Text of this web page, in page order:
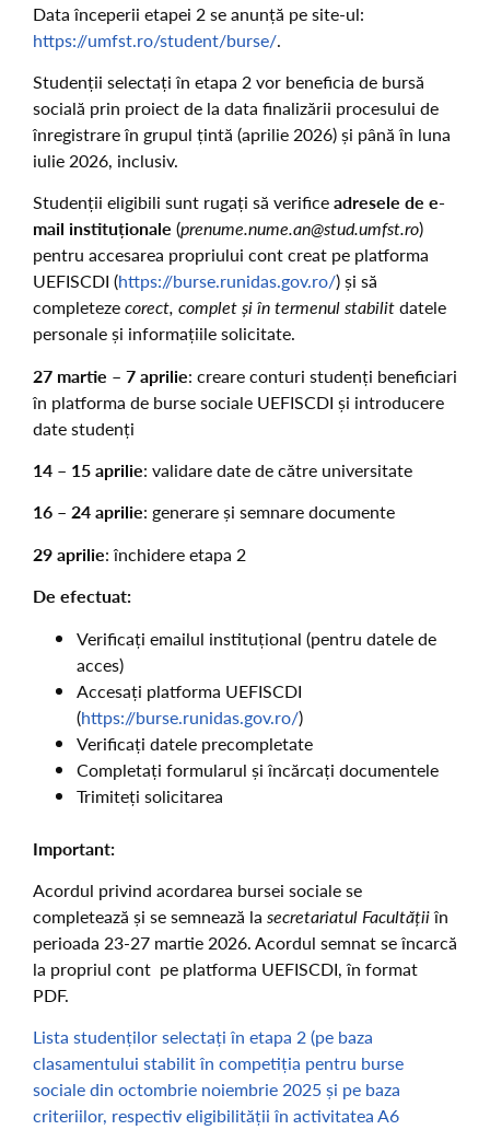
Data începerii etapei 2 se anunță pe site-ul:
https://umfst.ro/student/burse/.
Studenții selectați în etapa 2 vor beneficia de bursă
socială prin proiect de la data finalizării procesului de
înregistrare în grupul țintă (aprilie 2026) și până în luna
iulie 2026, inclusiv.
Studenții eligibili sunt rugați să verificeadresele de e-
mail instituționale (prenume.nume.an@stud.umfst.ro)
pentru accesarea propriului cont creat pe platforma
UEFISCDI (https://burse.runidas.gov.ro/) și să
completezecorect, complet și în termenul stabilitdatele
personale și informațiile solicitate.
27 martie – 7 aprilie: creare conturi studenți beneficiari
în platforma de burse sociale UEFISCDI și introducere
date studenți
14 – 15 aprilie: validare date de către universitate
16 – 24 aprilie: generare și semnare documente
29 aprilie: închidere etapa 2
De efectuat:
Verificați emailul instituțional (pentru datele de
acces)
Accesați platforma UEFISCDI
(https://burse.runidas.gov.ro/)
Verificați datele precompletate
Completați formularul și încărcați documentele
Trimiteți solicitarea
Important:
Acordul privind acordarea bursei sociale se
completează și se semnează la secretariatul Facultățiiîn
perioada 23-27 martie 2026. Acordul semnat se încarcă
la propriul cont pe platforma UEFISCDI, în format
PDF.
Lista studenților selectați în etapa 2 (pe baza
clasamentului stabilit în competiția pentru burse
sociale din octombrie noiembrie 2025 și pe baza
criteriilor, respectiv eligibilității în activitatea A6